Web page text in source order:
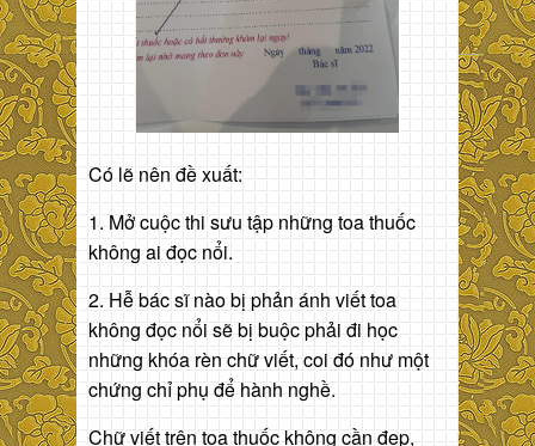
Có lẽ nên đề xuất:
1. Mở cuộc thi sưu tập những toa thuốc
không ai đọc nổi.
2. Hễ bác sĩ nào bị phản ánh viết toa
không đọc nổi sẽ bị buộc phải đi học
những khóa rèn chữ viết, coi đó như một
chứng chỉ phụ để hành nghề.
Chữ viết trên toa thuốc không cần đẹp,